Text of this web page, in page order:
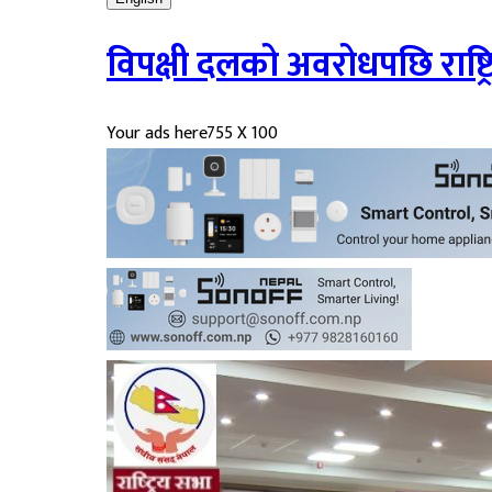
विपक्षी दलको अवरोधपछि
Your ads here755 X 100